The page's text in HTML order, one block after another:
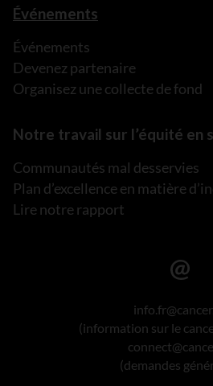
Événements
Événements
Devenez partenaire
Organisez une collecte de fond
Notre travail sur l’équité en
Communautés mal desservies
Plan d’excellence en matière
Lire notre rapport
(information sur le
(demandes